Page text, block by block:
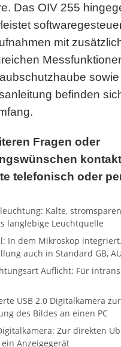
Das OIV 255
mit
befinden
Fragen oder
telefonisch oder